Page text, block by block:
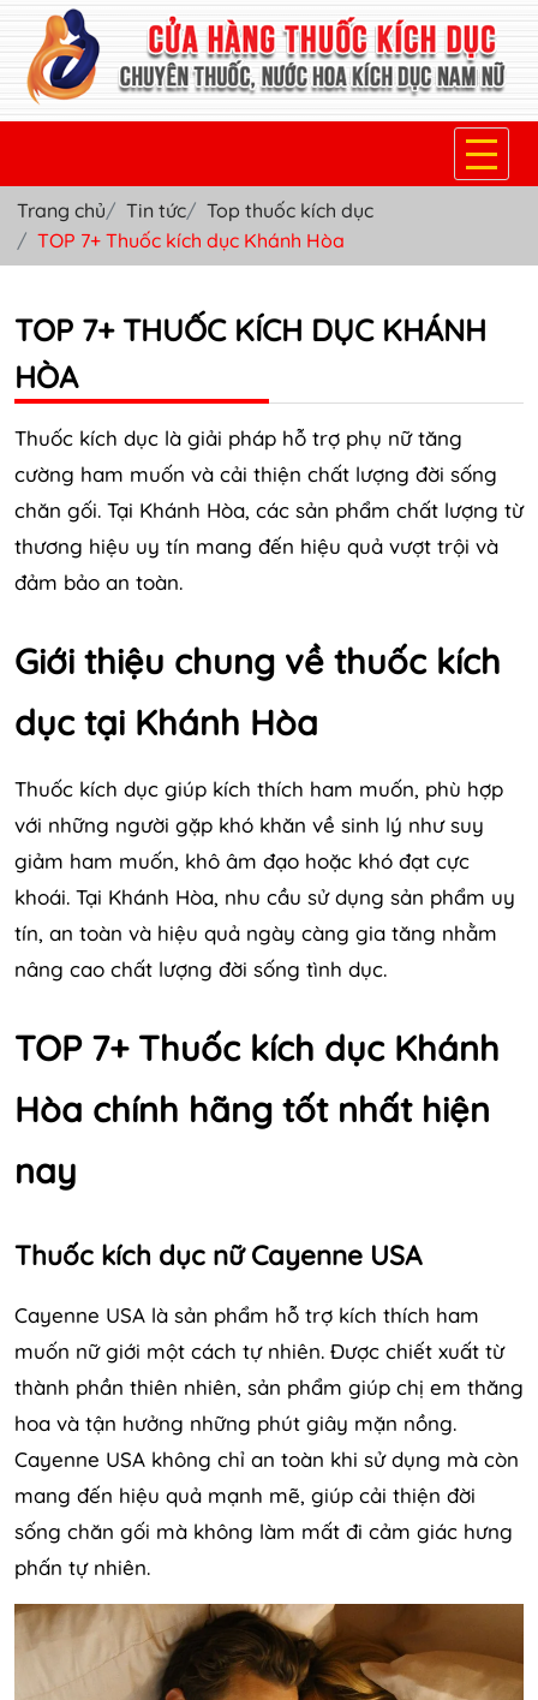
TRANG CHỦ
THUỐC KÍCH DỤC NỮ
THUỐC NƯỚC KÍCH DỤC NAM
THUỐC VIÊN KÍCH DỤC NAM
SẢN PHẨM KHÁC
TIN TỨC & BLOG
Trang chủ Tin tức
Top thuốc kích dục
TOP 7+ Thuốc kích dục Khánh Hòa
TOP 7+ THUỐC KÍCH DỤC KHÁNH
HÒA
Thuốc kích dục là giải pháp hỗ trợ phụ nữ tăng
cường ham muốn và cải thiện chất lượng đời sống
chăn gối. Tại Khánh Hòa, các sản phẩm chất lượng từ
thương hiệu uy tín mang đến hiệu quả vượt trội và
đảm bảo an toàn.
Giới thiệu chung về thuốc kích
dục tại Khánh Hòa
Thuốc kích dục giúp kích thích ham muốn, phù hợp
với những người gặp khó khăn về sinh lý như suy
giảm ham muốn, khô âm đạo hoặc khó đạt cực
khoái. Tại Khánh Hòa, nhu cầu sử dụng sản phẩm uy
tín, an toàn và hiệu quả ngày càng gia tăng nhằm
nâng cao chất lượng đời sống tình dục.
TOP 7+ Thuốc kích dục Khánh
Hòa chính hãng tốt nhất hiện
nay
Thuốc kích dục nữ Cayenne USA
Cayenne USA là sản phẩm hỗ trợ kích thích ham
muốn nữ giới một cách tự nhiên. Được chiết xuất từ
thành phần thiên nhiên, sản phẩm giúp chị em thăng
hoa và tận hưởng những phút giây mặn nồng.
Cayenne USA không chỉ an toàn khi sử dụng mà còn
mang đến hiệu quả mạnh mẽ, giúp cải thiện đời
sống chăn gối mà không làm mất đi cảm giác hưng
phấn tự nhiên.